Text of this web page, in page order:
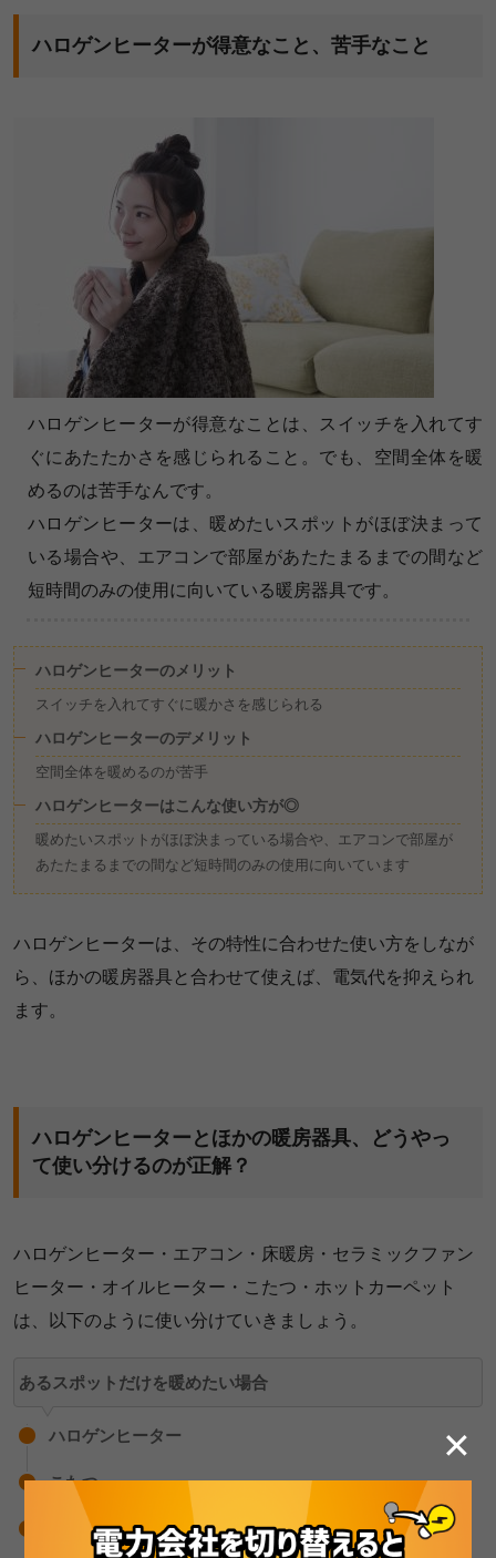
✕
ハロゲンヒーターが得意なこと、苦手なこと
ハロゲンヒーターが得意なことは、スイッチを入れてす
ぐにあたたかさを感じられること。でも、空間全体を暖
めるのは苦手なんです。
ハロゲンヒーターは、暖めたいスポットがほぼ決まって
いる場合や、エアコンで部屋があたたまるまでの間など
短時間のみの使用に向いている暖房器具です。
ハロゲンヒーターのメリット
スイッチを入れてすぐに暖かさを感じられる
ハロゲンヒーターのデメリット
空間全体を暖めるのが苦手
ハロゲンヒーターはこんな使い方が◎
暖めたいスポットがほぼ決まっている場合や、エアコンで部屋が
あたたまるまでの間など短時間のみの使用に向いています
ハロゲンヒーターは、その特性に合わせた使い方をしなが
ら、ほかの暖房器具と合わせて使えば、電気代を抑えられ
ます。
ハロゲンヒーターとほかの暖房器具、どうやっ
て使い分けるのが正解？
ハロゲンヒーター・エアコン・床暖房・セラミックファン
ヒーター・オイルヒーター・こたつ・ホットカーペット
は、以下のように使い分けていきましょう。
あるスポットだけを暖めたい場合
ハロゲンヒーター
こたつ
ホットカーペット